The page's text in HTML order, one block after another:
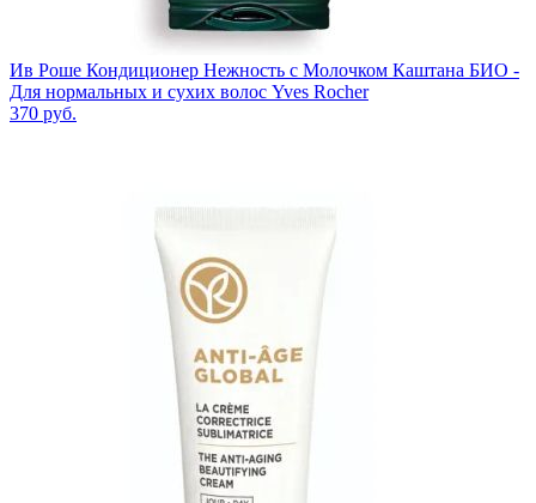
Ив Роше Кондиционер Нежность с Молочком Каштана БИО -
Для нормальных и сухих волос Yves Rocher
370 руб.